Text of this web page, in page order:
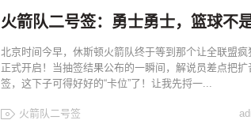
火箭队二号签：勇士勇士，篮球不是
北京时间今早，休斯顿火箭队终于等到那个让全联盟
正式开启！当抽签结果公布的一瞬间，解说员差点把
签，这下子可得好好的“卡位”了！让我先捋一...
火箭队二号签